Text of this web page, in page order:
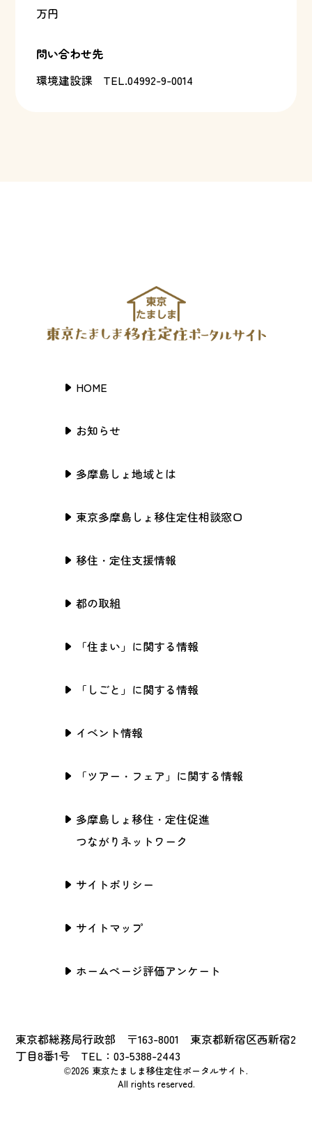
万円
問い合わせ先
環境建設課 TEL.04992-9-0014
HOME
お知らせ
多摩島しょ地域とは
東京多摩島しょ移住定住相談窓口
移住・定住支援情報
都の取組
「住まい」に関する情報
「しごと」に関する情報
イベント情報
「ツアー・フェア」に関する情報
多摩島しょ移住・定住促進
つながりネットワーク
サイトポリシー
サイトマップ
ホームページ評価アンケート
東京都総務局行政部 〒163-8001 東京都新宿区西新宿2
丁目8番1号 TEL：03-5388-2443
©2026 東京たましま移住定住ポータルサイト.
All rights reserved.